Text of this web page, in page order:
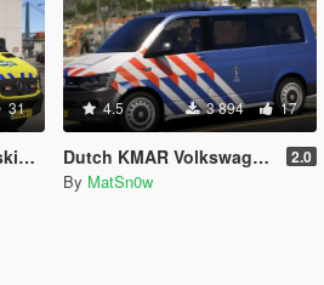
31 4.5 3 894 17
Dutch KMAR Volkswagen T6 | 4K skin 2.0
By MatSn0w